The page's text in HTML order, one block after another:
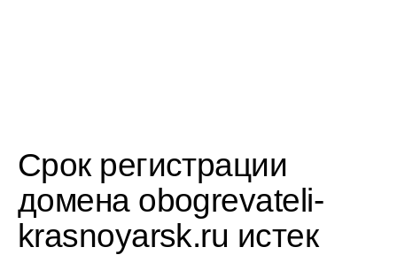
Срок регистрации
домена obogrevateli-
krasnoyarsk.ru истек